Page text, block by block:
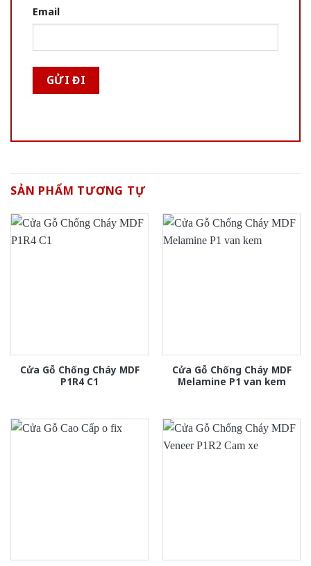
Email
SẢN PHẨM TƯƠNG TỰ
Cửa Gỗ Chống Cháy MDF
P1R4 C1
Cửa Gỗ Chống Cháy MDF
Melamine P1 van kem